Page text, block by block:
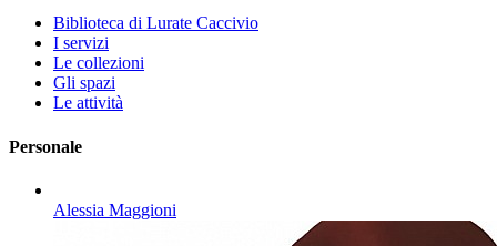
Biblioteca di Lurate Caccivio
I servizi
Le collezioni
Gli spazi
Le attività
Personale
Alessia Maggioni